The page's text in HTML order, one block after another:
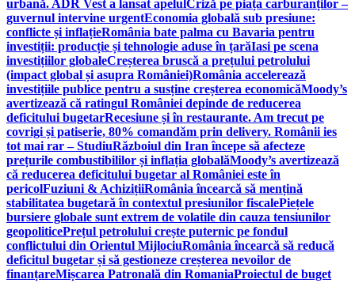
urbană. ADR Vest a lansat apelulCriză pe piața carburanților –
guvernul intervine urgentEconomia globală sub presiune:
conflicte și inflațieRomânia bate palma cu Bavaria pentru
investiții: producție și tehnologie aduse în țarăIasi pe scena
investițiilor globaleCreșterea bruscă a prețului petrolului
(impact global și asupra României)România accelerează
investițiile publice pentru a susține creșterea economicăMoody’s
avertizează că ratingul României depinde de reducerea
deficitului bugetarRecesiune și în restaurante. Am trecut pe
covrigi și patiserie, 80% comandăm prin delivery. Românii ies
tot mai rar – StudiuRăzboiul din Iran începe să afecteze
prețurile combustibililor și inflația globalăMoody’s avertizează
că reducerea deficitului bugetar al României este în
pericolFuziuni & AchizițiiRomânia încearcă să mențină
stabilitatea bugetară în contextul presiunilor fiscalePiețele
bursiere globale sunt extrem de volatile din cauza tensiunilor
geopoliticePrețul petrolului crește puternic pe fondul
conflictului din Orientul MijlociuRomânia încearcă să reducă
deficitul bugetar și să gestioneze creșterea nevoilor de
finanțareMișcarea Patronală din RomaniaProiectul de buget